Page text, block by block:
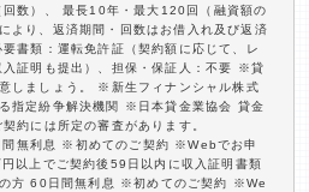
数）、 最長10年・最大120回（融資額の
より、返済期間・回数はお借入れ及び返済
書類：運転免許証（契約額に応じて、レ
証明も提出）、担保・保証人：不要 ※貸
しましょう。 ※新生フィナンシャル株式
指定紛争解決機関 ※日本貸金業協会 貸金
約には所定の審査があります。
無利息 ※初めてのご契約 ※Webでお申
以上でご契約後59日以内に収入証明書類
方 60日間無利息 ※初めてのご契約 ※We